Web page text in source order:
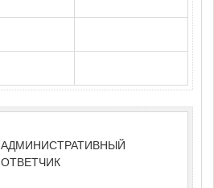
АДМИНИСТРАТИВНЫЙ
ОТВЕТЧИК